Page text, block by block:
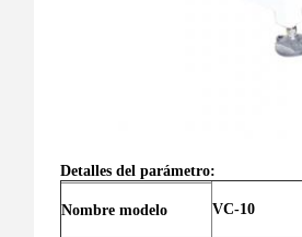
Detalles del parámetro:
VC-10
Nombre modelo